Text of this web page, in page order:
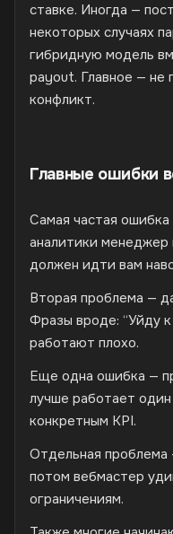
ставке. Иногда —
некоторых случаях
гибридную модель
payout. Главное — не
конфликт.
Главные ошибки
Самая частая
аналитики менеджер
должен идти вам
Вторая проблема —
Фразы вроде: “Уйду
работают плохо.
Еще одна ошибка —
лучше работает
конкретным KPI.
Отдельная
потом вебмастер
ограничениям.